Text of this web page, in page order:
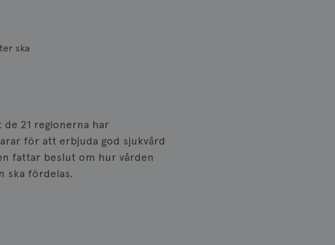
ska
21 regionerna har
för att erbjuda god sjukvård
fattar beslut om hur vården
ska fördelas.